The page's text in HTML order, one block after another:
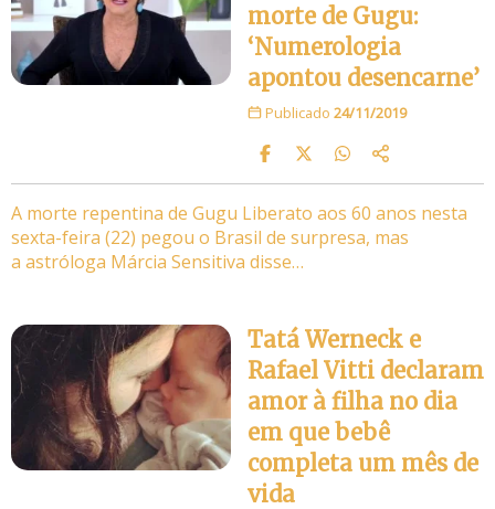
morte de Gugu:
‘Numerologia
apontou desencarne’
Publicado 24/11/2019
A morte repentina de Gugu Liberato aos 60 anos nesta
sexta-feira (22) pegou o Brasil de surpresa, mas
a astróloga Márcia Sensitiva disse…
Tatá Werneck e
Rafael Vitti declaram
amor à filha no dia
em que bebê
completa um mês de
vida